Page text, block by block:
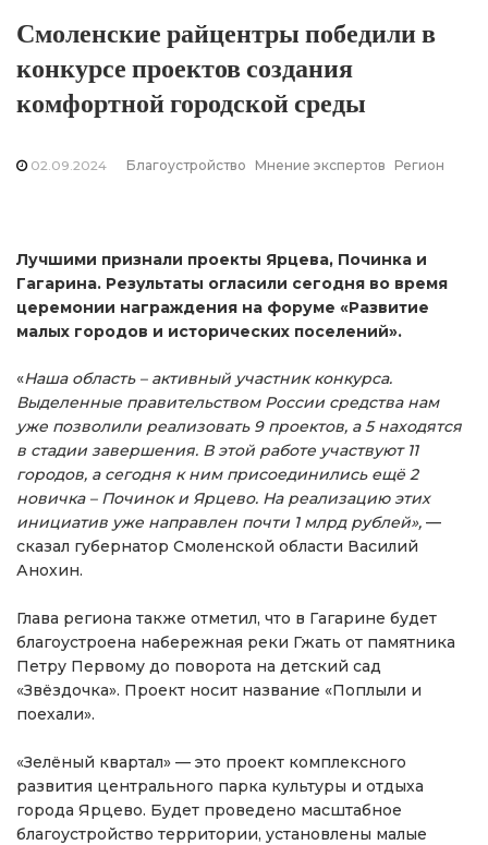
Смоленские райцентры победили в
конкурсе проектов создания
комфортной городской среды
02.09.2024 Благоустройство Мнение экспертов Регион
Лучшими признали проекты Ярцева, Починка и
Гагарина. Результаты огласили сегодня во время
церемонии награждения на форуме «Развитие
малых городов и исторических поселений».
«Наша область – активный участник конкурса.
Выделенные правительством России средства нам
уже позволили реализовать 9 проектов, а 5 находятся
в стадии завершения. В этой работе участвуют 11
городов, а сегодня к ним присоединились ещё 2
новичка – Починок и Ярцево. На реализацию этих
инициатив уже направлен почти 1 млрд рублей», —
сказал губернатор Смоленской области Василий
Анохин.
Глава региона также отметил, что в Гагарине будет
благоустроена набережная реки Гжать от памятника
Петру Первому до поворота на детский сад
«Звёздочка». Проект носит название «Поплыли и
поехали».
«Зелёный квартал» — это проект комплексного
развития центрального парка культуры и отдыха
города Ярцево. Будет проведено масштабное
благоустройство территории, установлены малые